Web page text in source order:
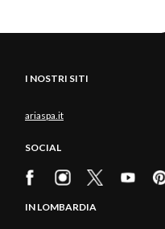
I NOSTRI SITI
ariaspa.it
SOCIAL
IN LOMBARDIA